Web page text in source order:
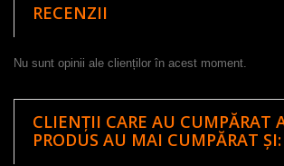
RECENZII
Nu sunt opinii ale clienților în acest moment.
CLIENȚII CARE AU CUMPĂRAT
PRODUS AU MAI CUMPĂRAT ȘI: